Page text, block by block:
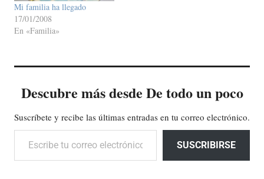
Mi familia ha llegado
17/01/2008
En «Familia»
Descubre más desde De todo un poco
Suscríbete y recibe las últimas entradas en tu correo electrónico.
Escribe tu correo electrónico…
SUSCRIBIRSE